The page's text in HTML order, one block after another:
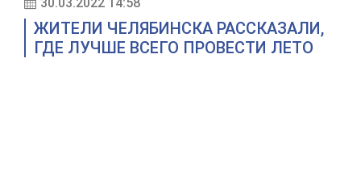
ЖИТЕЛИ ЧЕЛЯБИНСКА РАССКАЗАЛИ,
ГДЕ ЛУЧШЕ ВСЕГО ПРОВЕСТИ ЛЕТО